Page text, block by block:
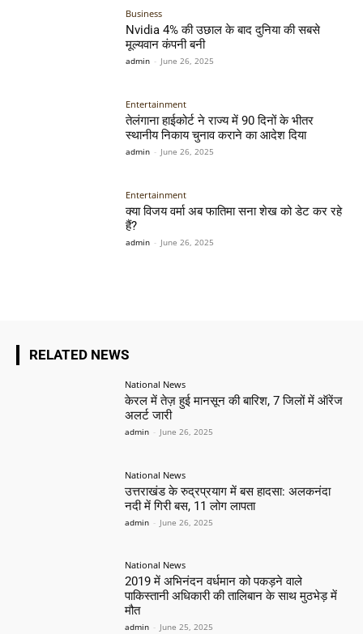
Business
Nvidia 4% की उछाल के बाद दुनिया की सबसे
मूल्यवान कंपनी बनी
admin - June 26, 2025
Entertainment
तेलंगाना हाईकोर्ट ने राज्य में 90 दिनों के भीतर
स्थानीय निकाय चुनाव कराने का आदेश दिया
admin - June 26, 2025
Entertainment
क्या विजय वर्मा अब फातिमा सना शेख को डेट कर रहे
हैं?
admin - June 26, 2025
RELATED NEWS
National News
केरल में तेज़ हुई मानसून की बारिश, 7 जिलों में ऑरेंज
अलर्ट जारी
admin - June 26, 2025
National News
उत्तराखंड के रुद्रप्रयाग में बस हादसा: अलकनंदा
नदी में गिरी बस, 11 लोग लापता
admin - June 26, 2025
National News
2019 में अभिनंदन वर्धमान को पकड़ने वाले
पाकिस्तानी अधिकारी की तालिबान के साथ मुठभेड़ में
मौत
admin - June 25, 2025